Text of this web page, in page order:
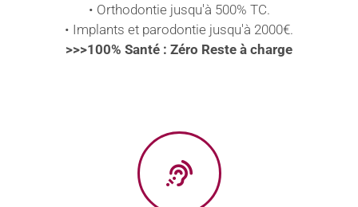
• Orthodontie jusqu'à 500% TC.
• Implants et parodontie jusqu'à 2000€.
>>>100% Santé : Zéro Reste à charge